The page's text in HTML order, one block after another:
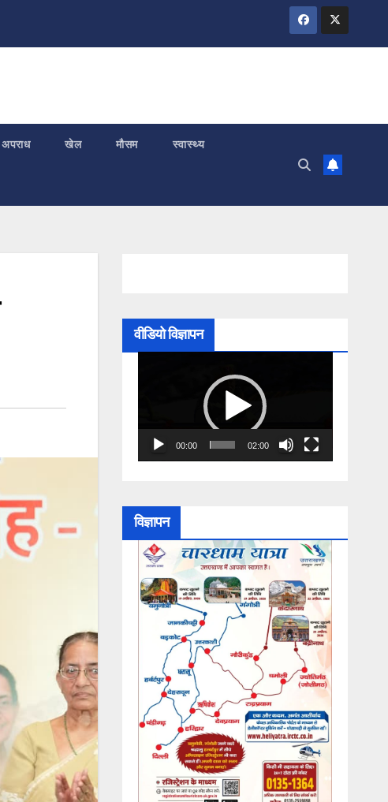
अपराध खेल मौसम स्वास्थ्य
वीडियो विज्ञापन
00:00 02:00
विज्ञापन